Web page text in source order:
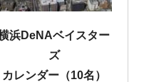
浜DeNAベイスター
ズ
カレンダー（10名）